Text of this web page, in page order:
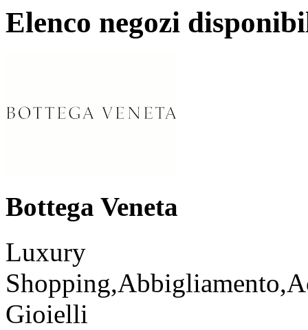
Elenco negozi
Bottega Veneta
Luxury
Gioielli